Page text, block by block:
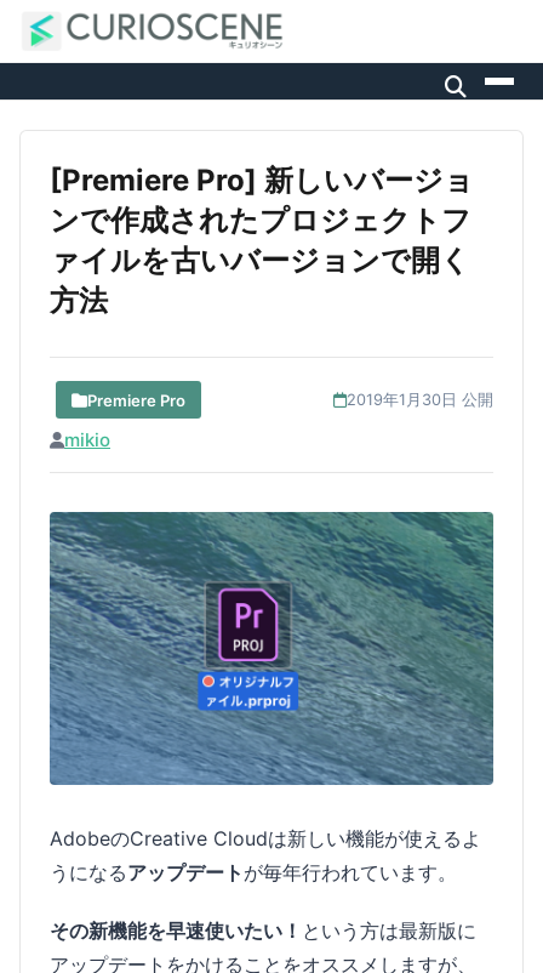
[Premiere Pro] 新しいバージョ
ンで作成されたプロジェクトフ
ァイルを古いバージョンで開く
方法
Premiere Pro 2019年1月30日 公開
mikio
AdobeのCreative Cloudは新しい機能が使えるよ
うになるアップデート が毎年行われています。
その新機能を早速使いたい！ という方は最新版に
アップデートをかけることをオススメしますが、